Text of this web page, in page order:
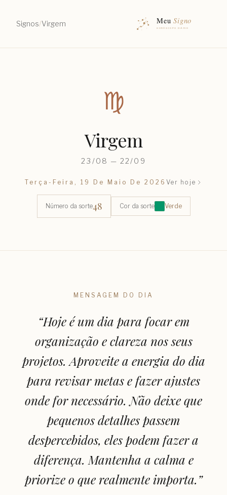
Signos/Virgem
♍︎
Virgem
23/08 — 22/09
Terça-Feira, 19 De Maio De 2026Ver hoje
Número da sorte48 Cor da sorte Verde
MENSAGEM DO DIA
“Hoje é um dia para focar em
organização e clareza nos seus
projetos. Aproveite a energia do dia
para revisar metas e fazer ajustes
onde for necessário. Não deixe que
pequenos detalhes passem
despercebidos, eles podem fazer a
diferença. Mantenha a calma e
priorize o que realmente importa.”